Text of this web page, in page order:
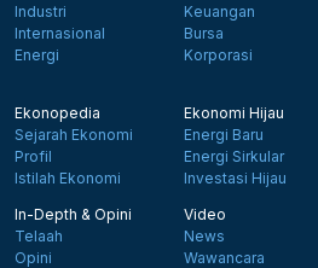
Industri
Internasional
Energi
Keuangan
Bursa
Korporasi
Ekonopedia
Sejarah Ekonomi
Profil
Istilah Ekonomi
Ekonomi Hijau
Energi Baru
Energi Sirkular
Investasi Hijau
In-Depth & Opini
Telaah
Opini
Video
News
Wawancara